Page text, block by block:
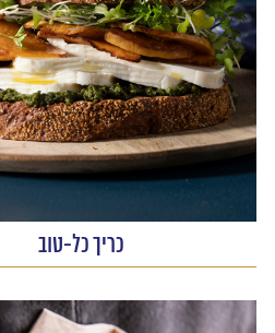
כריך כל-טוב